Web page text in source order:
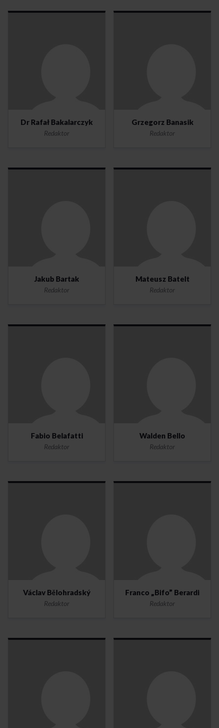
Dr Rafał Bakalarczyk
Redaktor
Grzegorz Banasik
Redaktor
Jakub Bartak
Redaktor
Mateusz Batelt
Redaktor
Fabio Belafatti
Redaktor
Walden Bello
Redaktor
Václav Bělohradský
Redaktor
Franco „Bifo” Berardi
Redaktor